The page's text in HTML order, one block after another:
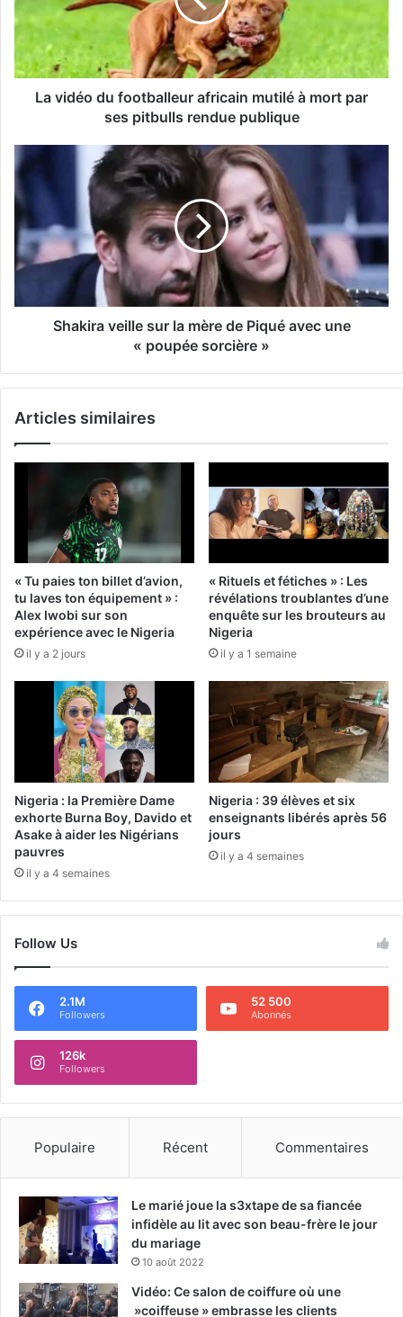
La vidéo du footballeur africain mutilé à mort par
ses pitbulls rendue publique
Shakira veille sur la mère de Piqué avec une
« poupée sorcière »
Articles similaires
« Tu paies ton billet d’avion,
tu laves ton équipement » :
Alex Iwobi sur son
expérience avec le Nigeria
il y a 2 jours
« Rituels et fétiches » : Les
révélations troublantes d’une
enquête sur les brouteurs au
Nigeria
il y a 1 semaine
Nigeria : la Première Dame
exhorte Burna Boy, Davido et
Asake à aider les Nigérians
pauvres
il y a 4 semaines
Nigeria : 39 élèves et six
enseignants libérés après 56
jours
il y a 4 semaines
Follow Us
2.1M
Followers
52 500
Abonnés
126k
Followers
Populaire Récent Commentaires
Le marié joue la s3xtape de sa fiancée
infidèle au lit avec son beau-frère le jour
du mariage
10 août 2022
Vidéo: Ce salon de coiffure où une
»coiffeuse » embrasse les clients